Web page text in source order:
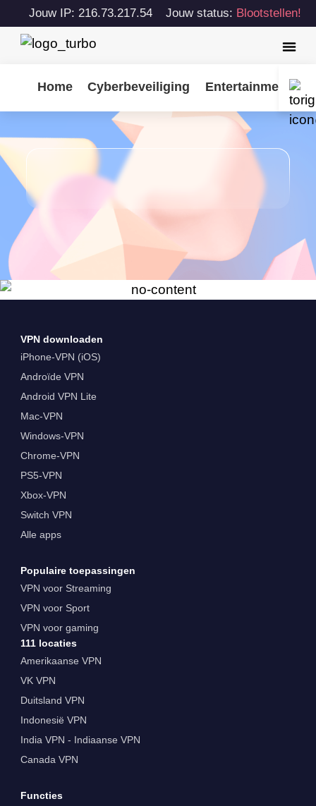
Jouw IP: 216.73.217.54 Jouw status: Blootstellen!
Home Cyberbeveiliging Entertainment
VPN downloaden
iPhone-VPN (iOS)
Androïde VPN
Android VPN Lite
Mac-VPN
Windows-VPN
Chrome-VPN
PS5-VPN
Xbox-VPN
Switch VPN
Alle apps
Populaire toepassingen
VPN voor Streaming
VPN voor Sport
VPN voor gaming
111 locaties
Amerikaanse VPN
VK VPN
Duitsland VPN
Indonesië VPN
India VPN - Indiaanse VPN
Canada VPN
Functies